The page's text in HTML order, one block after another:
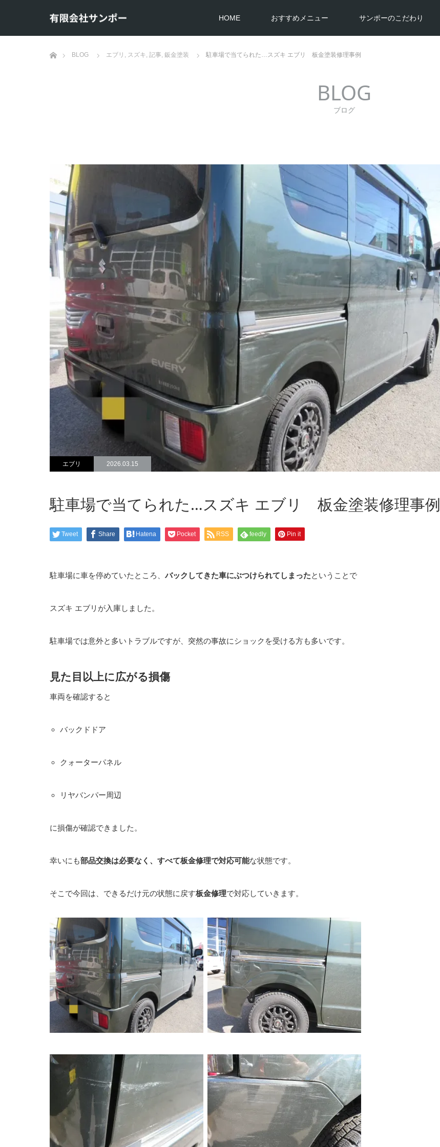
HOME おすすめメニュー サンポーのこだわり
BLOG エブリ , スズキ, 記事, 鈑金塗装 駐車場で当てられた…スズキ エブリ 板金塗装修理事例
BLOG
ブログ
エブリ 2026.03.15
駐車場で当てられた…スズキ エブリ 板金塗装修理事例
Tweet Share Hatena Pocket RSS feedly Pin it
駐車場に車を停めていたところ、 バックしてきた車にぶつけられてしまったということで
スズキ エブリが入庫しました。
駐車場では意外と多いトラブルですが、突然の事故にショックを受ける方も多いです。
見た目以上に広がる損傷
車両を確認すると
バックドドア
クォーターパネル
リヤバンパー周辺
に損傷が確認できました。
幸いにも部品交換は必要なく、すべて板金修理で対応可能な状態です。
そこで今回は、できるだけ元の状態に戻す板金修理で対応していきます。